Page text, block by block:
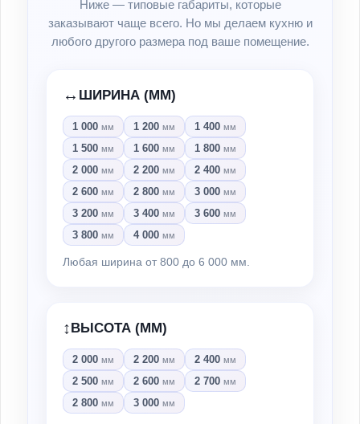
Ниже — типовые габариты, которые
заказывают чаще всего. Но мы делаем кухню и
любого другого размера под ваше помещение.
↔️ ШИРИНА (ММ)
1 000 мм 1 200 мм 1 400 мм
1 500 мм 1 600 мм 1 800 мм
2 000 мм 2 200 мм 2 400 мм
2 600 мм 2 800 мм 3 000 мм
3 200 мм 3 400 мм 3 600 мм
3 800 мм 4 000 мм
Любая ширина от 800 до 6 000 мм.
↕️ВЫСОТА (ММ)
2 000 мм 2 200 мм 2 400 мм
2 500 мм 2 600 мм 2 700 мм
2 800 мм 3 000 мм